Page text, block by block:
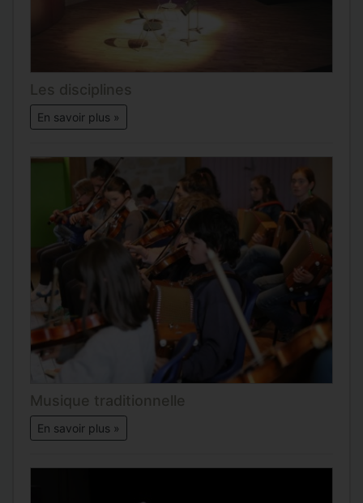
Les disciplines
En savoir plus »
Musique traditionnelle
En savoir plus »